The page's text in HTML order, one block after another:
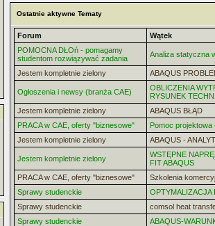
Ostatnie aktywne Tematy
Forum
Wątek
POMOCNA DŁOń - pomagamy
studentom rozwiązywać zadania
Analiza statyczna
Jestem kompletnie zielony ABAQUS
Ogłoszenia i newsy (branża CAE)
OBLICZENIA
RYSUNEK
Jestem kompletnie zielony
ABAQUS BŁĄD
PRACA w CAE, oferty "biznesowe"
Pomoc projektowa
Jestem kompletnie zielony
ABAQUS -
Jestem kompletnie zielony
WSTĘPNE
FIT ABAQUS
PRACA w CAE, oferty "biznesowe"
Szkolenia
Sprawy studenckie
OPTYMALIZACJA
Sprawy studenckie
comsol heat
Sprawy studenckie
ABAQUS-